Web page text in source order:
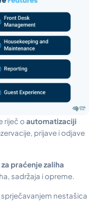
riječ o automatizaciji
prijave i odjave
praćenje zaliha
sadržaja i opreme.
nestašica